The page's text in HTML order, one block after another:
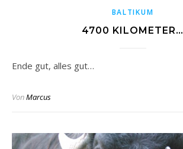
BALTIKUM
4700 KILOMETER…
Ende gut, alles gut…
VonMarcus